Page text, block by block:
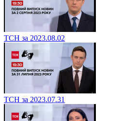
ТСН за 2023.08.02
ТСН за 2023.07.31